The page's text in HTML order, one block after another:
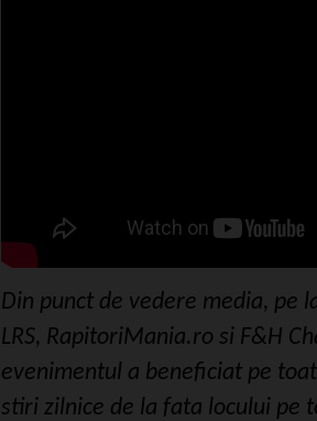
Din punct de vedere media, pe
LRS, RapitoriMania.ro si F&H
evenimentul a beneficiat pe
stiri zilnice de la fata locului pe